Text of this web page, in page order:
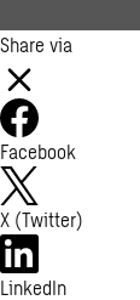
Share via
Facebook
X (Twitter)
LinkedIn